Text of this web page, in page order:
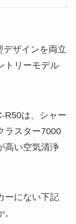
デザインを両立
トリーモデル
R50は、シャー
ラスター7000
高い空気清浄
ーにない下記